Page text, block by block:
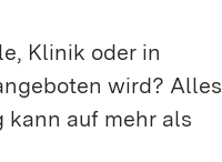
Klinik oder in
wird? Alles
kann auf mehr als